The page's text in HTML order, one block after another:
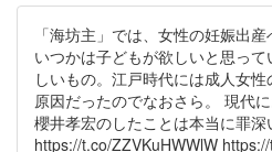
「海坊主」では、女性の妊娠出
いつかは子どもが欲しいと思っ
しいもの。江戸時代には成人女
原因だったのでなおさら。 現代
櫻井孝宏のしたことは本当に罪深
https://t.co/ZZVKuHWWlW